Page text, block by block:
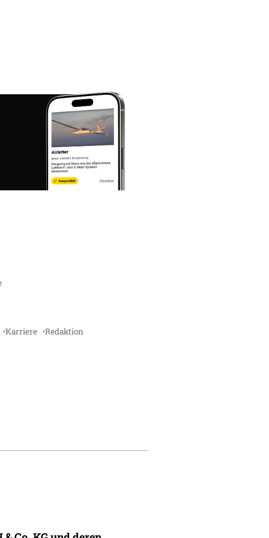
Karriere Redaktion